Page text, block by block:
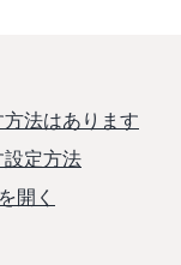
法はあります
設定方法
開く